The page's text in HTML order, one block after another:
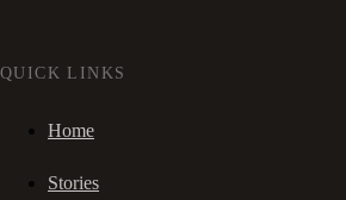
QUICK LINKS
Home
Stories